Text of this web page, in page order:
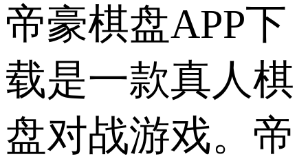
帝豪棋盘APP下
载是一款真人棋
盘对战游戏。帝